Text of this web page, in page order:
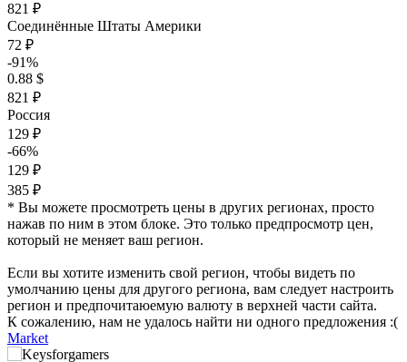
821 ₽
Соединённые Штаты Америки
72 ₽
-91%
0.88 $
821 ₽
Россия
129 ₽
-66%
129 ₽
385 ₽
* Вы можете просмотреть цены в других регионах, просто
нажав по ним в этом блоке. Это только предпросмотр цен,
который не меняет ваш регион.
Если вы хотите изменить свой регион, чтобы видеть по
умолчанию цены для другого региона, вам следует настроить
регион и предпочитаюемую валюту в верхней части сайта.
К сожалению, нам не удалось найти ни одного предложения :(
Market